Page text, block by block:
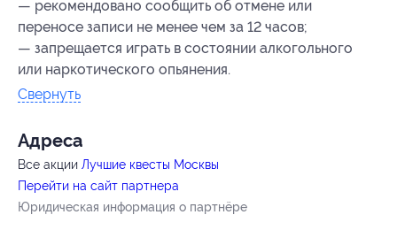
— рекомендовано сообщить об отмене или
переносе записи не менее чем за 12 часов;
— запрещается играть в состоянии алкогольного
или наркотического опьянения.
Свернуть
Адресa
Все акции Лучшие квесты Москвы
Перейти на сайт партнера
Юридическая информация о партнёре